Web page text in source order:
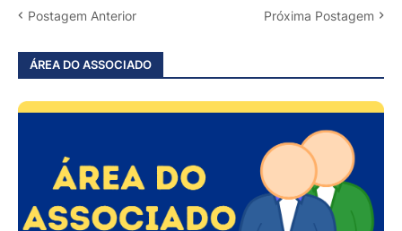
Postagem Anterior Próxima Postagem
ÁREA DO ASSOCIADO